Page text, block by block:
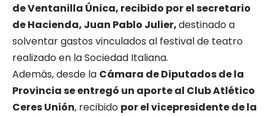
de Ventanilla Única, recibido por el secretario
de Hacienda, Juan Pablo Julier,destinado a
solventar gastos vinculados al festival de teatro
realizado en la Sociedad Italiana.
Además, desde la Cámara de Diputados de la
Provincia se entregó un aporte al Club Atlético
Ceres Unión, recibido por el vicepresidente de la